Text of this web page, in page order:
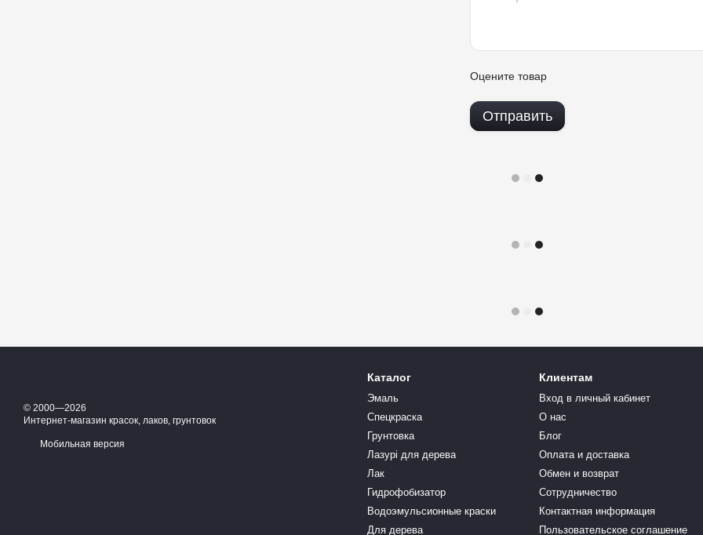
Оцените товар
Отправить
© 2000—2026
Интернет-магазин красок, лаков, грунтовок
Мобильная версия
Каталог
Эмаль
Спецкраска
Грунтовка
Лазурі для дерева
Лак
Гидрофобизатор
Водоэмульсионные краски
Для дерева
Клиентам
Вход в личный кабинет
О нас
Блог
Оплата и доставка
Обмен и возврат
Сотрудничество
Контактная информация
Пользовательское соглашение